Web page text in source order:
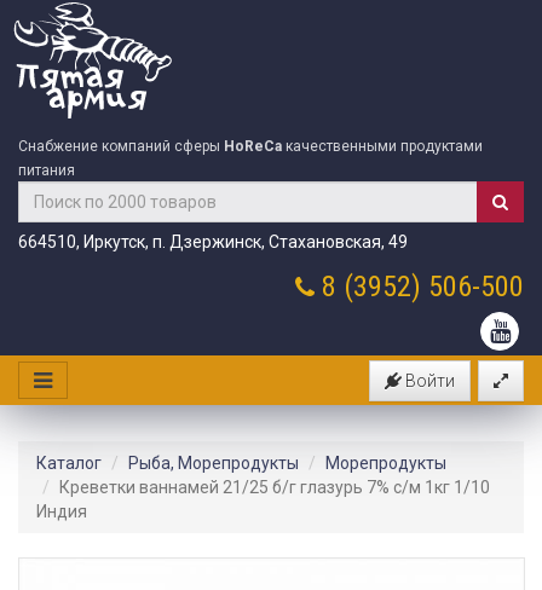
Снабжение компаний сферы HoReCa качественными продуктами
питания
664510, Иркутск, п. Дзержинск, Стахановская, 49
8 (3952) 506-500
Войти
Каталог Рыба, Морепродукты
Морепродукты
Креветки ваннамей 21/25 б/г глазурь 7% с/м 1кг 1/10
Индия